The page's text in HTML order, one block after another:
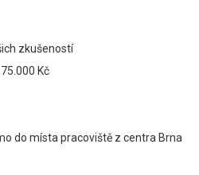
zkušeností
Kč
do místa pracoviště z centra Brna